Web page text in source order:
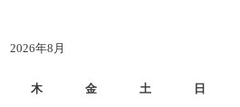
2026年8月
木 金 土 日